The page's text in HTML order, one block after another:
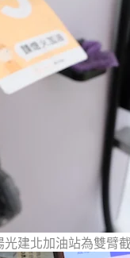
光建北加油站為雙臂